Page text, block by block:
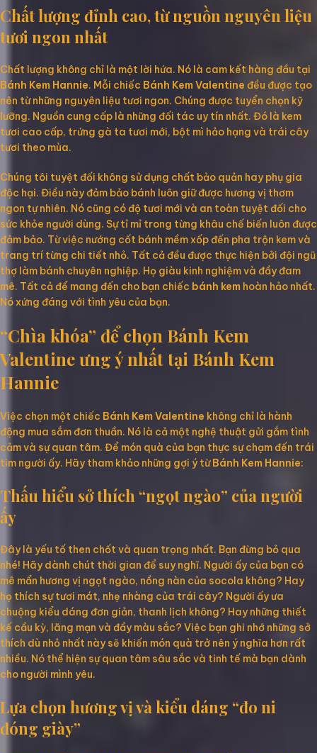
Chất lượng đỉnh cao, từ nguồn nguyên liệu
tươi ngon nhất
Chất lượng không chỉ là một lời hứa. Nó là cam kết hàng đầu tại
Bánh Kem Hannie. Mỗi chiếc Bánh Kem Valentine đều được tạo
nên từ những nguyên liệu tươi ngon. Chúng được tuyển chọn kỹ
lưỡng. Nguồn cung cấp là những đối tác uy tín nhất. Đó là kem
tươi cao cấp, trứng gà ta tươi mới, bột mì hảo hạng và trái cây
tươi theo mùa.
Chúng tôi tuyệt đối không sử dụng chất bảo quản hay phụ gia
độc hại. Điều này đảm bảo bánh luôn giữ được hương vị thơm
ngon tự nhiên. Nó cũng có độ tươi mới và an toàn tuyệt đối cho
sức khỏe người dùng. Sự tỉ mỉ trong từng khâu chế biến luôn được
đảm bảo. Từ việc nướng cốt bánh mềm xốp đến pha trộn kem và
trang trí từng chi tiết nhỏ. Tất cả đều được thực hiện bởi đội ngũ
thợ làm bánh chuyên nghiệp. Họ giàu kinh nghiệm và đầy đam
mê. Tất cả để mang đến cho bạn chiếc bánh kem hoàn hảo nhất.
Nó xứng đáng với tình yêu của bạn.
“Chìa khóa” để chọn Bánh Kem
Valentine ưng ý nhất tại Bánh Kem
Hannie
Việc chọn một chiếc Bánh Kem Valentine không chỉ là hành
động mua sắm đơn thuần. Nó là cả một nghệ thuật gửi gắm tình
cảm và sự quan tâm. Để món quà của bạn thực sự chạm đến trái
tim người ấy. Hãy tham khảo những gợi ý từBánh Kem Hannie:
Thấu hiểu sở thích “ngọt ngào” của người
ấy
Đây là yếu tố then chốt và quan trọng nhất. Bạn đừng bỏ qua
nhé! Hãy dành chút thời gian để suy nghĩ. Người ấy của bạn có
mê mẩn hương vị ngọt ngào, nồng nàn của socola không? Hay
họ thích sự tươi mát, nhẹ nhàng của trái cây? Người ấy ưa
chuộng kiểu dáng đơn giản, thanh lịch không? Hay những thiết
kế cầu kỳ, lãng mạn và đầy màu sắc? Việc bạn ghi nhớ những sở
thích dù nhỏ nhất này sẽ khiến món quà trở nên ý nghĩa hơn rất
nhiều. Nó thể hiện sự quan tâm sâu sắc và tinh tế mà bạn dành
cho người mình yêu.
Lựa chọn hương vị và kiểu dáng “đo ni
đóng giày”